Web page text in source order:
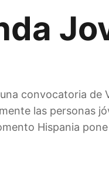
convocatoria de
las personas
Hispania